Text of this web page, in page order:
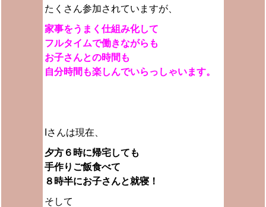
たくさん参加されていますが、
家事をうまく仕組み化して
フルタイムで働きながらも
お子さんとの時間も
自分時間も楽しんでいらっしゃいます。
Iさんは現在、
夕方６時に帰宅しても
手作りご飯食べて
８時半にお子さんと就寝！
そして